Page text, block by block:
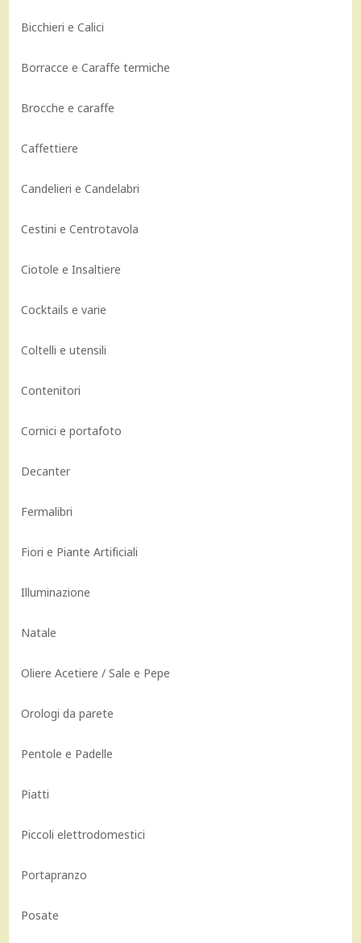
Bicchieri e Calici
Borracce e Caraffe termiche
Brocche e caraffe
Caffettiere
Candelieri e Candelabri
Cestini e Centrotavola
Ciotole e Insaltiere
Cocktails e varie
Coltelli e utensili
Contenitori
Cornici e portafoto
Decanter
Fermalibri
Fiori e Piante Artificiali
Illuminazione
Natale
Oliere Acetiere / Sale e Pepe
Orologi da parete
Pentole e Padelle
Piatti
Piccoli elettrodomestici
Portapranzo
Posate